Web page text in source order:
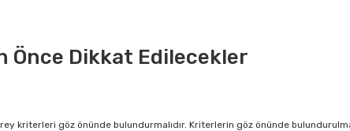
Önce Dikkat Edilecekler
kriterleri göz önünde bulundurmalıdır. Kriterlerin göz önünde